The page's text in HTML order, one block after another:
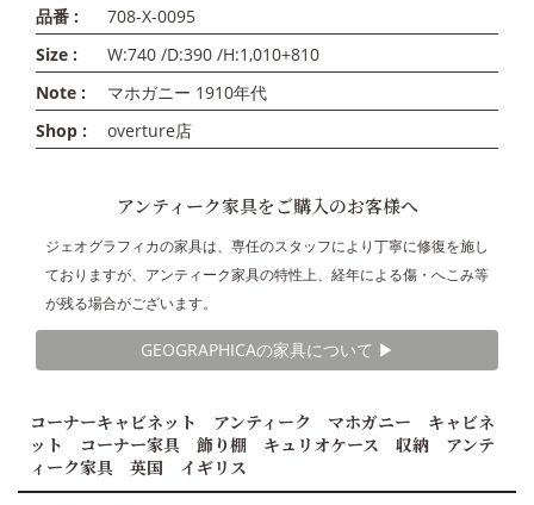
品番 :
708-X-0095
Size :
W:740 /D:390 /H:1,010+810
Note :
マホガニー 1910年代
Shop :
overture店
アンティーク家具をご購入のお客様へ
ジェオグラフィカの家具は、専任のスタッフにより丁寧に修復を施し
ておりますが、アンティーク家具の特性上、経年による傷・へこみ等
が残る場合がございます。
GEOGRAPHICAの家具について ▶︎
コーナーキャビネット アンティーク マホガニー キャビネ
ット コーナー家具 飾り棚 キュリオケース 収納 アンテ
ィーク家具 英国 イギリス